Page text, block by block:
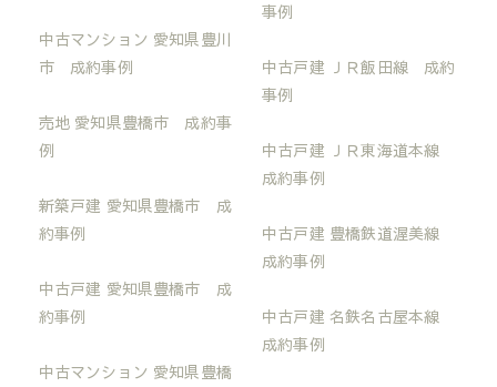
中古マンション 愛知県豊川
市 成約事例
売地 愛知県豊橋市 成約事
例
新築戸建 愛知県豊橋市 成
約事例
中古戸建 愛知県豊橋市 成
約事例
中古マンション 愛知県豊橋
事例
中古戸建 ＪＲ飯田線 成約
事例
中古戸建 ＪＲ東海道本線
成約事例
中古戸建 豊橋鉄道渥美線
成約事例
中古戸建 名鉄名古屋本線
成約事例